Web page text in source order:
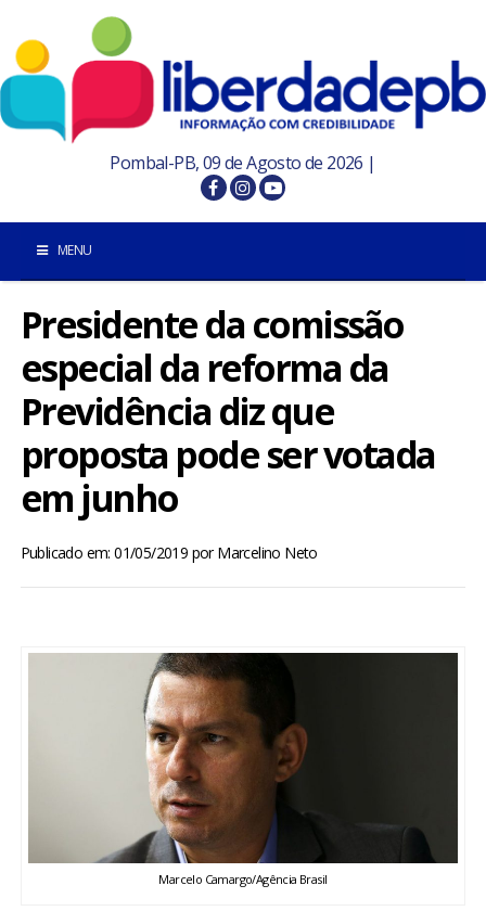
Pombal-PB, 09 de Agosto de 2026 |
MENU
POMBAL E REGIÃO
BRASIL
MUNDO
ENTRETENIMENTO
FOTOS
Presidente da comissão
especial da reforma da
Previdência diz que
proposta pode ser votada
em junho
Publicado em: 01/05/2019 porMarcelino Neto
Marcelo Camargo/Agência Brasil